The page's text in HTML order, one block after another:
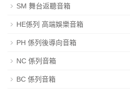
SM 舞台返聽音箱
HE係列 高端娛樂音箱
PH 係列後導向音箱
NC 係列音箱
BC 係列音箱